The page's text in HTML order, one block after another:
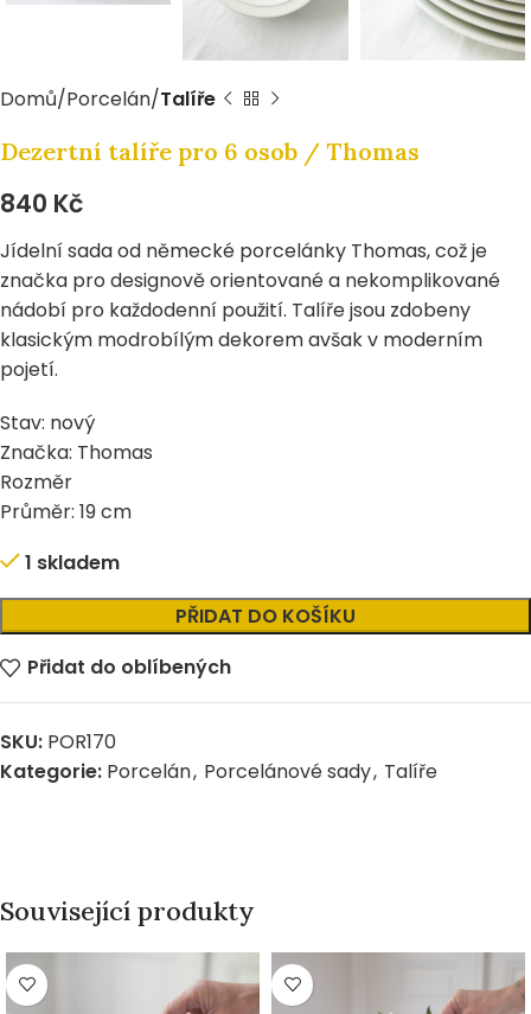
Domů Porcelán Talíře
Dezertní talíře pro 6 osob / Thomas
840 Kč
Jídelní sada od německé porcelánky Thomas, což je
značka pro designově orientované a nekomplikované
nádobí pro každodenní použití. Talíře jsou zdobeny
klasickým modrobílým dekorem avšak v moderním
pojetí.
Stav: nový
Značka: Thomas
Rozměr
Průměr: 19 cm
1 skladem
PŘIDAT DO KOŠÍKU
Přidat do oblíbených
SKU: POR170
Kategorie: Porcelán, Porcelánové sady, Talíře
Související produkty